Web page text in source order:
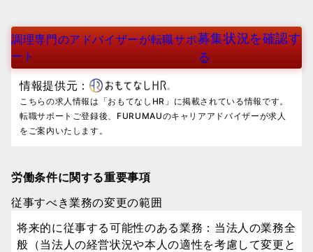
調理専門のアドバイザーが転職サポ
ート
募集状況を確認す
る
情報提供元：
こちらの求人情報は「おもてなしHR」に掲載されている情報です。
転職サポートご登録後、FURUMAUのキャリアアドバイザーが求人
をご案内いたします。
労働条件に関する重要事項
従事すべき業務の変更の範囲
将来的に従事する可能性のある業務：当法人の業務全
般（当法人の経営状況や本人の適性を考慮して変更と